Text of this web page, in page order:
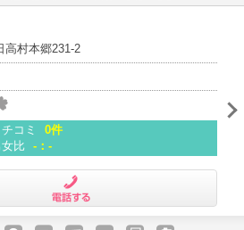
女医 駐車場
クレジッ
入院 予約 急患
高村本郷231-2
コミ
0件
女比
-：-